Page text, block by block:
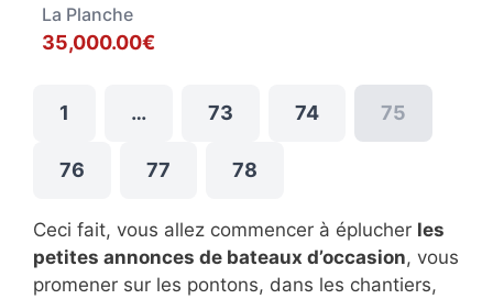
La Planche
35,000.00€
1 … 73 74 75
76 77 78
Ceci fait, vous allez commencer à éplucher les
petites annonces de bateaux d’occasion, vous
promener sur les pontons, dans les chantiers,